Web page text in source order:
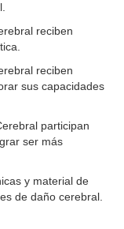
reciben
reciben
sus capacidades
participan
ser más
y material de
de daño cerebral.